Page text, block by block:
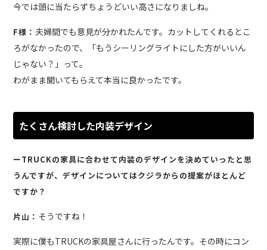
今では頭に当たらずちょうどいい高さになりましね。
F様： 夫婦間でも意見が分かれたんです。カットしてくれるとこ
ろがなかったので、「もうシーリングライトにした方がいいん
じゃない？」って。
わがまま聞いてもらえて本当に良かったです。
たくさん検討した内装デザイン
ーTRUCKの家具に合わせて内装のデザインを決めていったと思
うんですが、デザインについてはクジラからの提案がほとんど
ですか？
片山： そうですね！
実際に僕もTRUCKの家具屋さんに行ったんです。その時にコン